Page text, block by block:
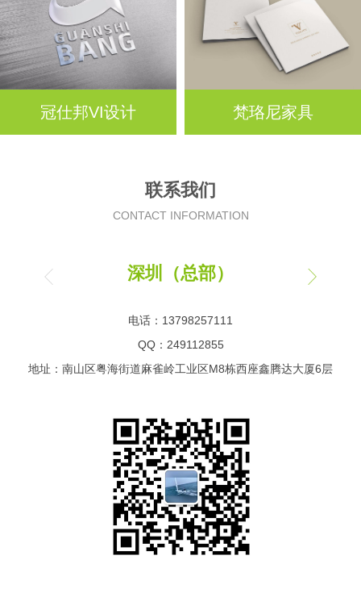
冠仕邦VI设计 梵珞尼家具
联系我们
CONTACT INFORMATION
深圳（总部）
电话：13798257111
QQ：249112855
地址：南山区粤海街道麻雀岭工业区M8栋西座鑫腾达大厦6层